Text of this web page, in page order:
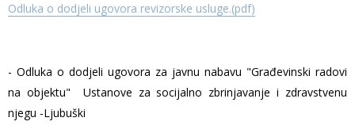
Odluka o dodjeli ugovora revizorske usluge.(pdf)
- Odluka o dodjeli ugovora za javnu nabavu "Građevinski radovi
na objektu" Ustanove za socijalno zbrinjavanje i zdravstvenu
njegu -Ljubuški